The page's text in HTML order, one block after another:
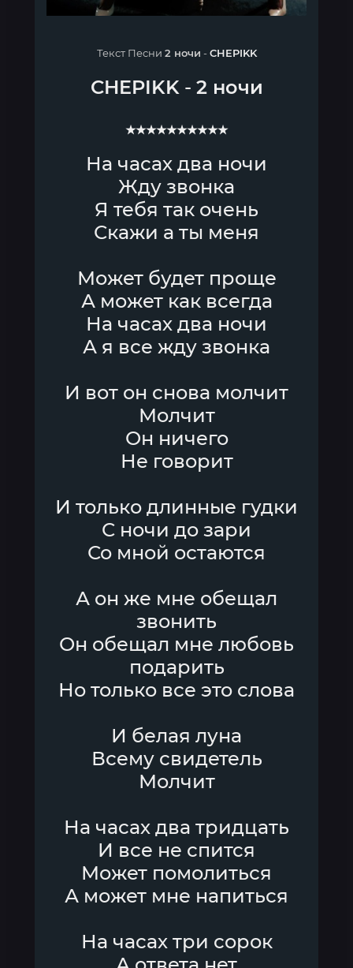
Текст Песни 2 ночи -CHEPIKK
CHEPIKK- 2 ночи
★★★★★★★★★★
На часах два ночи
Жду звонка
Я тебя так очень
Скажи а ты меня
Может будет проще
А может как всегда
На часах два ночи
А я все жду звонка
И вот он снова молчит
Молчит
Он ничего
Не говорит
И только длинные гудки
С ночи до зари
Со мной остаются
А он же мне обещал
звонить
Он обещал мне любовь
подарить
Но только все это слова
И белая луна
Всему свидетель
Молчит
На часах два тридцать
И все не спится
Может помолиться
А может мне напиться
На часах три сорок